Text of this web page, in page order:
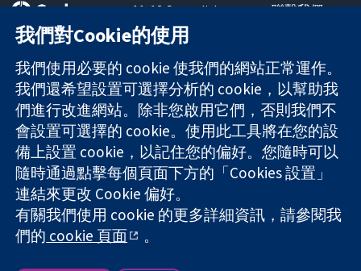
可信任實證
知情決定
更完善的健康照
護
11-13 Cavendish
Square
London
W1G 0AN
United Kingdom
聯繫我們
關於我們
工作機會
Cochrane
Library
The Cochrane Collaboration is a charity (no. 1045921) and a
company limited by guarantee (no. 03044323) registered in
England & Wales. VAT registration number GB 718 2127 49.
版權所有 © 2026 The Cochrane Collaboration
網站條款與條件|免責聲明|隱私權
我們對Cookie的使用
我們使用必要的 cookie 使我們的網站正常運作。
我們還希望設置可選擇分析的 cookie，以幫助我
們進行改進網站。除非您啟用它們，否則我們不
會設置可選擇的 cookie。使用此工具將在您的設
備上設置 cookie，以記住您的偏好。您隨時可以
隨時通過點擊每個頁面下方的「Cookies 設置」
連結來更改 Cookie 偏好。
有關我們使用 cookie 的更多詳細資訊，請參閱我
們的 cookie 頁面 。